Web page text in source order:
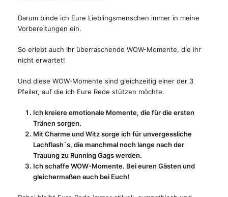
Darum binde ich Eure Lieblingsmenschen immer in meine
Vorbereitungen ein.
So erlebt auch Ihr überraschende WOW-Momente, die Ihr
nicht erwartet!
Und diese WOW-Momente sind gleichzeitig einer der 3
Pfeiler, auf die ich Eure Rede stützen möchte.
Ich kreiere emotionale Momente, die für die ersten
Tränen sorgen.
Mit Charme und Witz sorge ich für unvergessliche
Lachflash`s, die manchmal noch lange nach der
Trauung zu Running Gags werden.
Ich schaffe WOW-Momente. Bei euren Gästen und
gleichermaßen auch bei Euch!